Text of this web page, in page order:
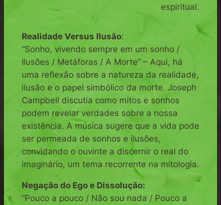
espiritual.
Realidade Versus Ilusão:
“Sonho, vivendo sempre em um sonho /
Ilusões / Metáforas / A Morte” – Aqui, há
uma reflexão sobre a natureza da realidade,
ilusão e o papel simbólico da morte. Joseph
Campbell discutia como mitos e sonhos
podem revelar verdades sobre a nossa
existência. A música sugere que a vida pode
ser permeada de sonhos e ilusões,
convidando o ouvinte a discernir o real do
imaginário, um tema recorrente na mitologia.
Negação do Ego e Dissolução:
“Pouco a pouco / Não sou nada / Pouco a